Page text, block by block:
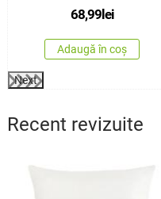
68,99 lei
Adaugă în coș
Next
Recent revizuite